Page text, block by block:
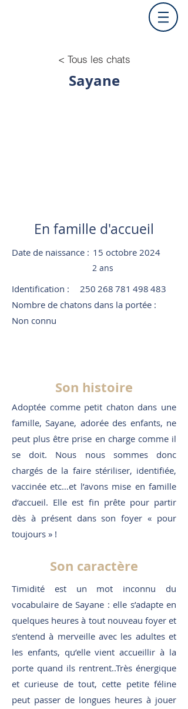
< Tous les chats
Sayane
En famille d'accueil
Date de naissance :15 octobre 2024
2 ans
Identification :
250 268 781 498 483
Nombre de chatons dans la portée :
Non connu
Son histoire
Adoptée comme petit chaton dans une
famille, Sayane, adorée des enfants, ne
peut plus être prise en charge comme il
se doit. Nous nous sommes donc
chargés de la faire stériliser, identifiée,
vaccinée etc…et l’avons mise en famille
d’accueil. Elle est fin prête pour partir
dès à présent dans son foyer « pour
toujours » !
Son caractère
Timidité est un mot inconnu du
vocabulaire de Sayane : elle s’adapte en
quelques heures à tout nouveau foyer et
s’entend à merveille avec les adultes et
les enfants, qu’elle vient accueillir à la
porte quand ils rentrent..Très énergique
et curieuse de tout, cette petite féline
peut passer de longues heures à jouer